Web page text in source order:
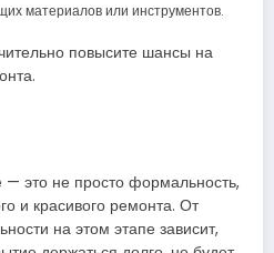
материалов или инструментов.
повысите шансы на
— это не просто формальность,
и красивого ремонта. От
на этом этапе зависит,